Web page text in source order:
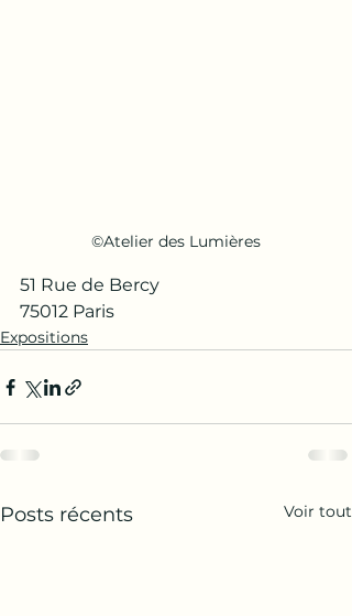
©Atelier des Lumières
51 Rue de Bercy
75012 Paris
Expositions
Posts récents Voir tout